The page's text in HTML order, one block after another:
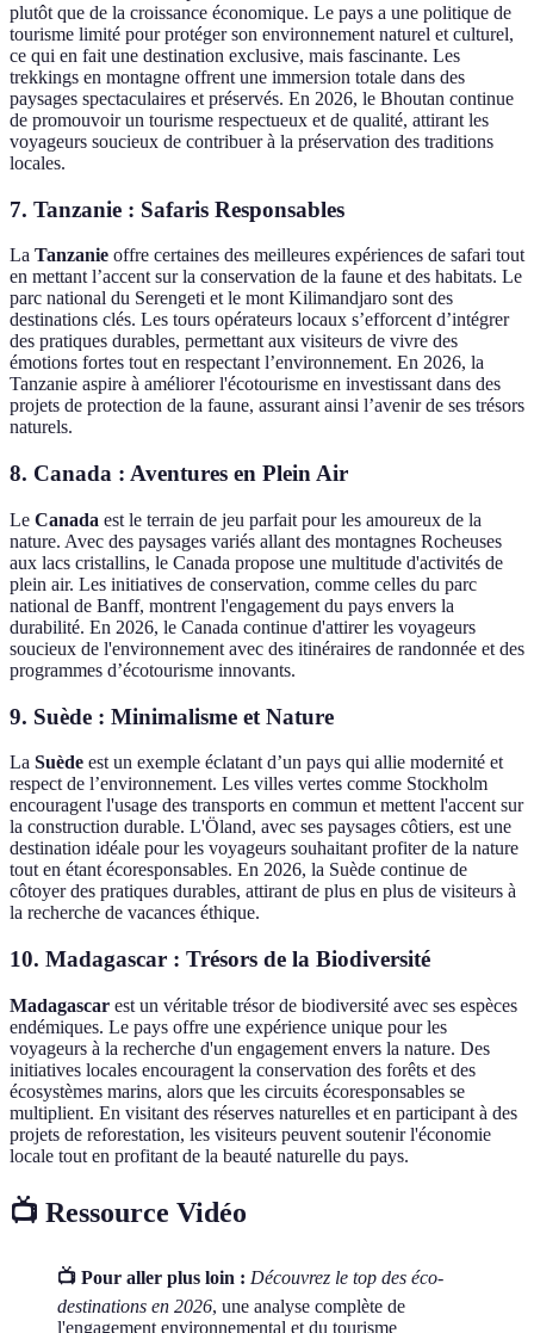
plutôt que de la croissance économique. Le pays a une politique de
tourisme limité pour protéger son environnement naturel et culturel,
ce qui en fait une destination exclusive, mais fascinante. Les
trekkings en montagne offrent une immersion totale dans des
paysages spectaculaires et préservés. En 2026, le Bhoutan continue
de promouvoir un tourisme respectueux et de qualité, attirant les
voyageurs soucieux de contribuer à la préservation des traditions
locales.
7. Tanzanie : Safaris Responsables
La Tanzanie offre certaines des meilleures expériences de safari tout
en mettant l’accent sur la conservation de la faune et des habitats. Le
parc national du Serengeti et le mont Kilimandjaro sont des
destinations clés. Les tours opérateurs locaux s’efforcent d’intégrer
des pratiques durables, permettant aux visiteurs de vivre des
émotions fortes tout en respectant l’environnement. En 2026, la
Tanzanie aspire à améliorer l'écotourisme en investissant dans des
projets de protection de la faune, assurant ainsi l’avenir de ses trésors
naturels.
8. Canada : Aventures en Plein Air
Le Canada est le terrain de jeu parfait pour les amoureux de la
nature. Avec des paysages variés allant des montagnes Rocheuses
aux lacs cristallins, le Canada propose une multitude d'activités de
plein air. Les initiatives de conservation, comme celles du parc
national de Banff, montrent l'engagement du pays envers la
durabilité. En 2026, le Canada continue d'attirer les voyageurs
soucieux de l'environnement avec des itinéraires de randonnée et des
programmes d’écotourisme innovants.
9. Suède : Minimalisme et Nature
La Suède est un exemple éclatant d’un pays qui allie modernité et
respect de l’environnement. Les villes vertes comme Stockholm
encouragent l'usage des transports en commun et mettent l'accent sur
la construction durable. L'Öland, avec ses paysages côtiers, est une
destination idéale pour les voyageurs souhaitant profiter de la nature
tout en étant écoresponsables. En 2026, la Suède continue de
côtoyer des pratiques durables, attirant de plus en plus de visiteurs à
la recherche de vacances éthique.
10. Madagascar : Trésors de la Biodiversité
Madagascar est un véritable trésor de biodiversité avec ses espèces
endémiques. Le pays offre une expérience unique pour les
voyageurs à la recherche d'un engagement envers la nature. Des
initiatives locales encouragent la conservation des forêts et des
écosystèmes marins, alors que les circuits écoresponsables se
multiplient. En visitant des réserves naturelles et en participant à des
projets de reforestation, les visiteurs peuvent soutenir l'économie
locale tout en profitant de la beauté naturelle du pays.
📺 Ressource Vidéo
📺 Pour aller plus loin : Découvrez le top des éco-
destinations en 2026, une analyse complète de
l'engagement environnemental et du tourisme